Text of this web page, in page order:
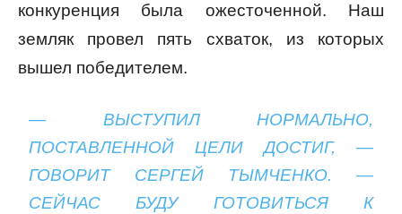
конкуренция была ожесточенной. Наш
земляк провел пять схваток, из которых
вышел победителем.
— ВЫСТУПИЛ НОРМАЛЬНО,
ПОСТАВЛЕННОЙ ЦЕЛИ ДОСТИГ, —
ГОВОРИТ СЕРГЕЙ ТЫМЧЕНКО. —
СЕЙЧАС БУДУ ГОТОВИТЬСЯ К